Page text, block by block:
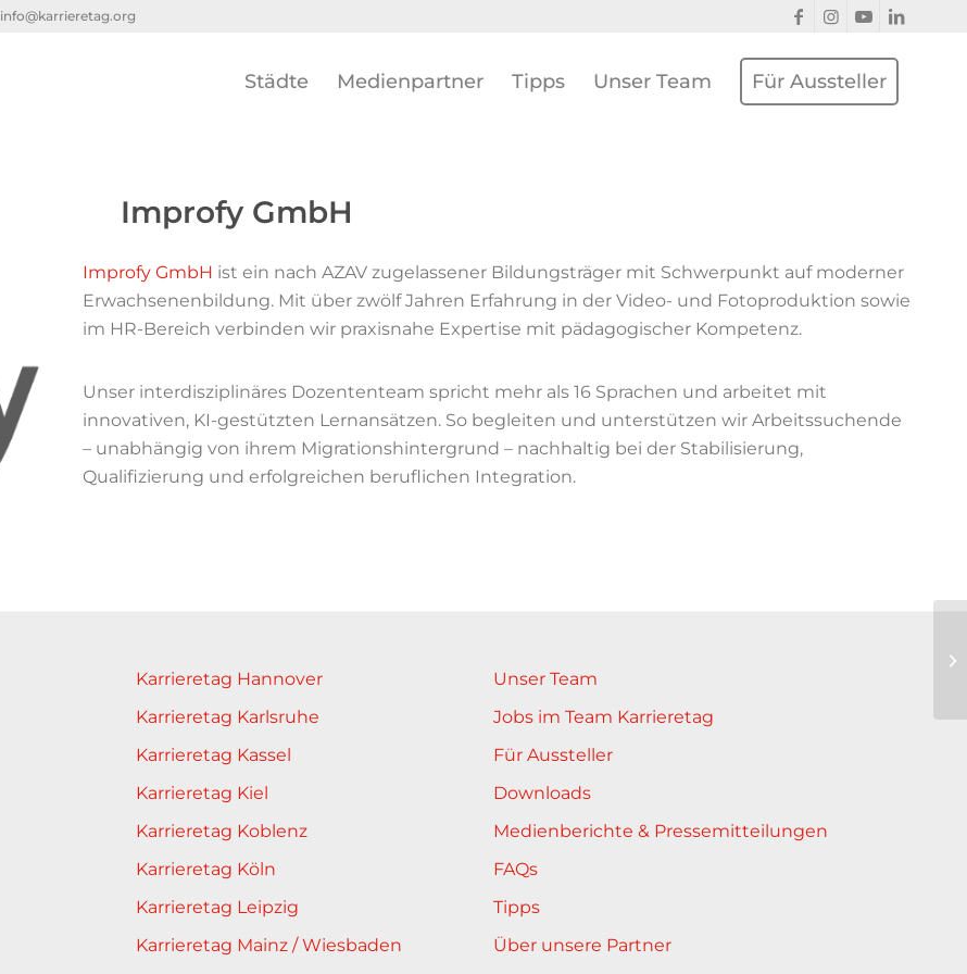
info@karrieretag.org
Städte Medienpartner Tipps Unser Team Für Aussteller
Improfy GmbH
Improfy GmbH ist ein nach AZAV zugelassener Bildungsträger mit Schwerpunkt auf moderner
Erwachsenenbildung. Mit über zwölf Jahren Erfahrung in der Video- und Fotoproduktion sowie
im HR-Bereich verbinden wir praxisnahe Expertise mit pädagogischer Kompetenz.
Unser interdisziplinäres Dozententeam spricht mehr als 16 Sprachen und arbeitet mit
innovativen, KI-gestützten Lernansätzen. So begleiten und unterstützen wir Arbeitssuchende
– unabhängig von ihrem Migrationshintergrund – nachhaltig bei der Stabilisierung,
Qualifizierung und erfolgreichen beruflichen Integration.
Karrieretag Hannover
Karrieretag Karlsruhe
Karrieretag Kassel
Karrieretag Kiel
Karrieretag Koblenz
Karrieretag Köln
Karrieretag Leipzig
Karrieretag Mainz / Wiesbaden
Unser Team
Jobs im Team Karrieretag
Für Aussteller
Downloads
Medienberichte & Pressemitteilungen
FAQs
Tipps
Über unsere Partner